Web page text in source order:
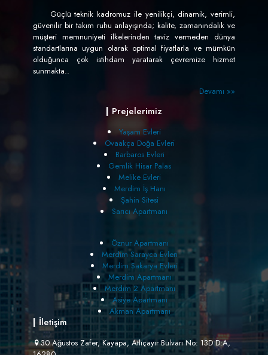
Güçlü teknik kadromuz ile yenilikçi, dinamik, verimli,
güvenilir bir takım ruhu anlayışında; kalite, zamanındalık ve
müşteri memnuniyeti ilkelerinden taviz vermeden dünya
standartlarına uygun olarak optimal fiyatlarla ve mümkün
olduğunca çok istihdam yaratarak çevremize hizmet
sunmakta..
Devamı »»
| Prejelerimiz
Yaşam Evleri
Ovaakça Doğa Evleri
Barbaros Evleri
Gemlik Hisar Palas
Melike Evleri
Merdim İş Hanı
Şahin Sitesi
Sarıcı Apartmanı
Öznur Apartmanı
Merdim Sarayca Evleri
Merdim Sakarya Evleri
Merdim Apartmanı
Merdim 2 Apartmanı
Asiye Apartmanı
Akman Apartmanı
| İletişim
30 Ağustos Zafer, Kayapa, Atlıçayır Bulvarı No: 13D D:A,